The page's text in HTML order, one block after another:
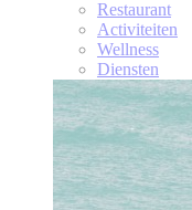
Restaurant
Activiteiten
Wellness
Diensten